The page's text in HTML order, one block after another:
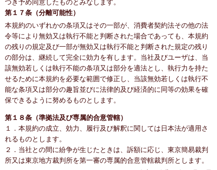
つき予め同意したものとみなします。
第１７条（分離可能性）
本規約のいずれかの条項又はその一部が、消費者契約法その他の法
令等により無効又は執行不能と判断された場合であっても、本規約
の残りの規定及び一部が無効又は執行不能と判断された規定の残り
の部分は、継続して完全に効力を有します。当社及びユーザは、当
該無効若しくは執行不能の条項又は部分を適法とし、執行力を持た
せるために本規約を必要な範囲で修正し、当該無効若しくは執行不
能な条項又は部分の趣旨並びに法律的及び経済的に同等の効果を確
保できるように努めるものとします。
第１８条（準拠法及び専属的合意管轄）
１．本規約の成立、効力、履行及び解釈に関しては日本法が適用さ
れるものとします。
２．当社との間に紛争が生じたときは、訴額に応じ、東京簡易裁判
所又は東京地方裁判所を第一審の専属的合意管轄裁判所とします。